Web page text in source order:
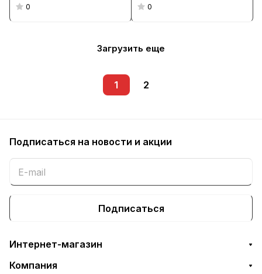
0 0
Загрузить еще
1 2
Подписаться на новости и акции
Подписаться
Интернет-магазин
Компания